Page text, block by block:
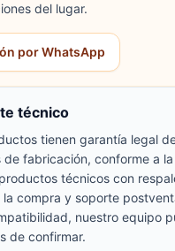
del lugar.
por WhatsApp
técnico
tienen garantía legal
fabricación, conforme a
técnicos con
compra y soporte
nuestro equipo
de confirmar.